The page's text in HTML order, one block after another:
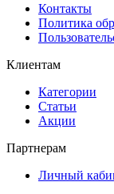
Контакты
Политика
Клиентам
Категории
Статьи
Акции
Партнерам
Личный